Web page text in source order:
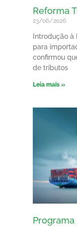
Reforma
23/06/2026
Introdução
para
confirmou
de tributos
Leia mais »
Programa